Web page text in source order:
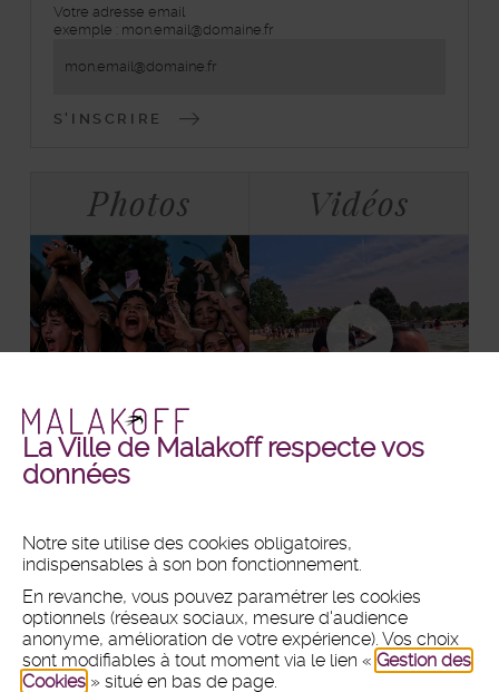
La Ville de Malakoff respecte vos
données
Notre site utilise des cookies obligatoires,
indispensables à son bon fonctionnement.
En revanche, vous pouvez paramétrer les cookies
optionnels (réseaux sociaux, mesure d'audience
anonyme, amélioration de votre expérience). Vos choix
sont modifiables à tout moment via le lien « Gestion des
Cookies » situé en bas de page.
inscrivez-
vous
lettre
Votre adresse email
exemple : mon.email@domaine.fr
Photos Vidéos
Malakoff
en
+ DE PHOTOS
Malakoff
+ DE VIDÉOS
MAIRIE
Hôtel de ville
1 place du 11 Novembre 1918
CS 80031 - 92240 Malakoff
Tél : 01 47 46 75 00